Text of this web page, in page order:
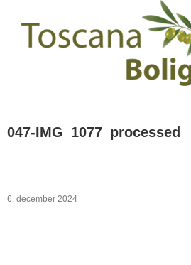
047-IMG_1077_processed
6. december 2024